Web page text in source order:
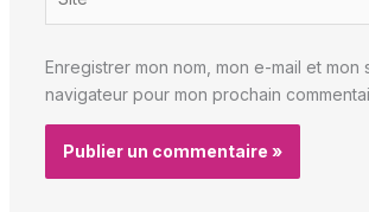
Enregistrer mon nom, mon e-mail et mon
navigateur pour mon prochain